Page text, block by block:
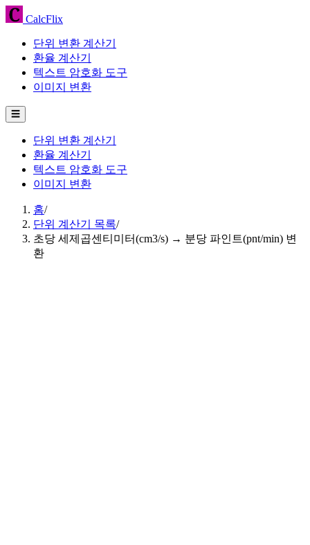
CalcFlix
단위 변환 계산기
환율 계산기
텍스트 암호화 도구
이미지 변환
☰
단위 변환 계산기
환율 계산기
텍스트 암호화 도구
이미지 변환
홈/
단위 계산기 목록/
초당 세제곱센티미터(cm3/s) → 분당 파인트(pnt/min) 변
환